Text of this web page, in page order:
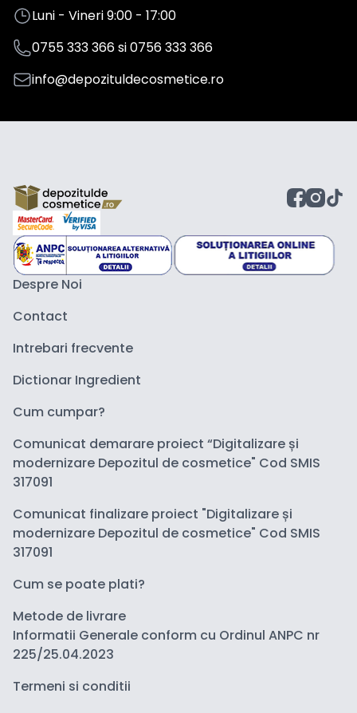
Luni - Vineri 9:00 - 17:00
0755 333 366si0756 333 366
info@depozituldecosmetice.ro
Despre Noi
Contact
Intrebari frecvente
Dictionar Ingredient
Cum cumpar?
Comunicat demarare proiect “Digitalizare și
modernizare Depozitul de cosmetice" Cod SMIS
317091
Comunicat finalizare proiect "Digitalizare și
modernizare Depozitul de cosmetice" Cod SMIS
317091
Cum se poate plati?
Metode de livrare
Informatii Generale conform cu Ordinul ANPC nr
225/25.04.2023
Termeni si conditii